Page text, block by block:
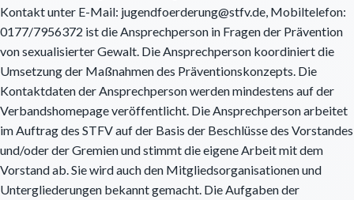
Kontakt unter E-Mail: jugendfoerderung@stfv.de, Mobiltelefon:
0177/7956372 ist die Ansprechperson in Fragen der Prävention
von sexualisierter Gewalt. Die Ansprechperson koordiniert die
Umsetzung der Maßnahmen des Präventionskonzepts. Die
Kontaktdaten der Ansprechperson werden mindestens auf der
Verbandshomepage veröffentlicht. Die Ansprechperson arbeitet
im Auftrag des STFV auf der Basis der Beschlüsse des Vorstandes
und/oder der Gremien und stimmt die eigene Arbeit mit dem
Vorstand ab. Sie wird auch den Mitgliedsorganisationen und
Untergliederungen bekannt gemacht. Die Aufgaben der